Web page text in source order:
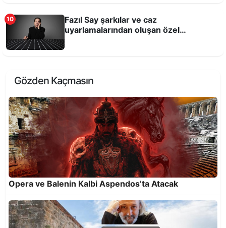
Barolar 6 gün boyunca sahnede!
Abdal Musa Sultanı Anma Etkinlikleri 26-28
Haziran’da
10
Fazıl Say şarkılar ve caz
uyarlamalarından oluşan özel
Gözden Kaçmasın
Opera ve Balenin Kalbi Aspendos’ta Atacak